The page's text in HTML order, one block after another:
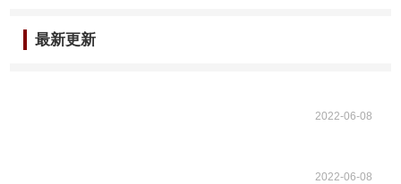
最新更新
2022-06-08
2022-06-08